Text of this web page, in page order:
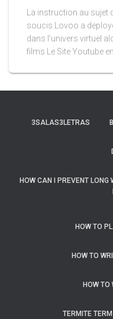
La instruction au
soucis Lovoo a
dans l’univers virtuel
films Le Site Youtube
3SALAS3LETRAS
HOW CAN I PREVENT LONG
HOW TO
HOW TO
HOW TO
TERMITE